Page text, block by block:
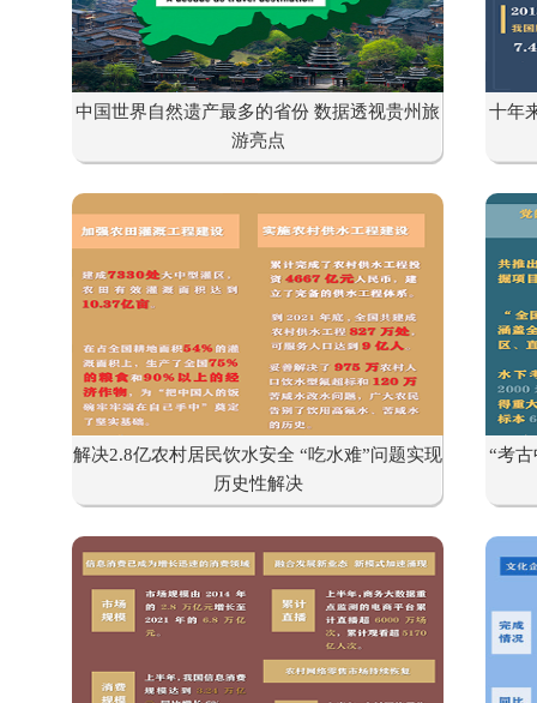
中国世界自然遗产最多的省份 数据透视贵州旅
游亮点
十年
解决2.8亿农村居民饮水安全 “吃水难”问题实现
历史性解决
“考